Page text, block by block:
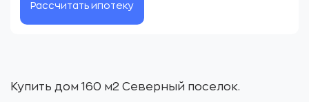
Рассчитать ипотеку
Купить дом 160 м2 Северный поселок.